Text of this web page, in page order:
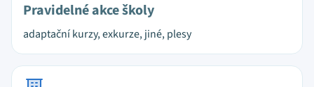
Pravidelné akce školy
adaptační kurzy, exkurze, jiné, plesy